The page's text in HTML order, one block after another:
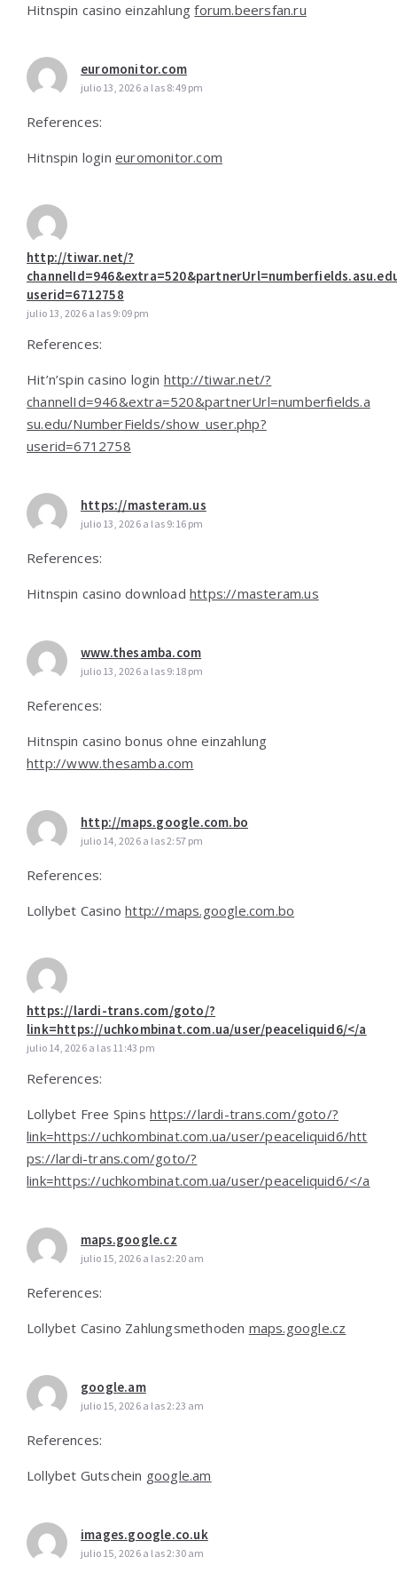
Hitnspin casino einzahlungforum.beersfan.ru
euromonitor.com
julio 13, 2026 a las 8:49 pm
References:
Hitnspin login euromonitor.com
http://tiwar.net/?
userid=6712758
julio 13, 2026 a las 9:09 pm
References:
Hit’n’spin casino login http://tiwar.net/?
channelId=946&extra=520&partnerUrl=numberfields.a
su.edu/NumberFields/show_user.php?
userid=6712758
https://masteram.us
julio 13, 2026 a las 9:16 pm
References:
Hitnspin casino download https://masteram.us
www.thesamba.com
julio 13, 2026 a las 9:18 pm
References:
Hitnspin casino bonus ohne einzahlung
http://www.thesamba.com
http://maps.google.com.bo
julio 14, 2026 a las 2:57 pm
References:
Lollybet Casinohttp://maps.google.com.bo
https://lardi-trans.com/goto/?
link=https://uchkombinat.com.ua/user/peaceliquid6/</a
julio 14, 2026 a las 11:43 pm
References:
Lollybet Free Spins https://lardi-trans.com/goto/?
link=https://uchkombinat.com.ua/user/peaceliquid6/htt
ps://lardi-trans.com/goto/?
link=https://uchkombinat.com.ua/user/peaceliquid6/</a
maps.google.cz
julio 15, 2026 a las 2:20 am
References:
Lollybet Casino Zahlungsmethoden maps.google.cz
google.am
julio 15, 2026 a las 2:23 am
References:
Lollybet Gutschein google.am
images.google.co.uk
julio 15, 2026 a las 2:30 am